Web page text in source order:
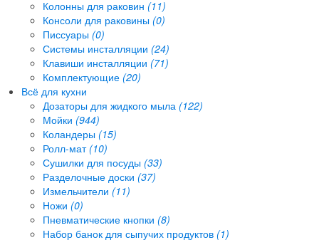
Колонны для раковин (11)
Консоли для раковины (0)
Писсуары (0)
Системы инсталляции (24)
Клавиши инсталляции (71)
Комплектующие (20)
Всё для кухни
Дозаторы для жидкого мыла (122)
Мойки (944)
Коландеры (15)
Ролл-мат (10)
Сушилки для посуды (33)
Разделочные доски (37)
Измельчители (11)
Ножи (0)
Пневматические кнопки (8)
Набор банок для сыпучих продуктов (1)